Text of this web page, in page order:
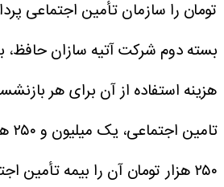
تومان را سازمان تأمین اجتماعی
بسته دوم شرکت آتیه سازان
هزینه استفاده از آن برای هر
۲۵۰ هزار تومان آن را بیمه